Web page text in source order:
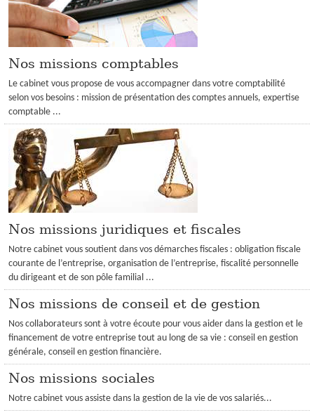
Nos missions comptables
Le cabinet vous propose de vous accompagner dans votre comptabilité
selon vos besoins : mission de présentation des comptes annuels, expertise
comptable ...
Nos missions juridiques et fiscales
Notre cabinet vous soutient dans vos démarches fiscales : obligation fiscale
courante de l’entreprise, organisation de l’entreprise, fiscalité personnelle
du dirigeant et de son pôle familial ...
Nos missions de conseil et de gestion
Nos collaborateurs sont à votre écoute pour vous aider dans la gestion et le
financement de votre entreprise tout au long de sa vie : conseil en gestion
générale, conseil en gestion financière.
Nos missions sociales
Notre cabinet vous assiste dans la gestion de la vie de vos salariés...